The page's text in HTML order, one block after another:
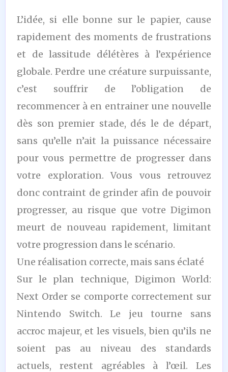
L’idée, si elle bonne sur le papier, cause
rapidement des moments de frustrations
et de lassitude délétères à l’expérience
globale. Perdre une créature surpuissante,
c’est souffrir de l’obligation de
recommencer à en entrainer une nouvelle
dès son premier stade, dés le de départ,
sans qu’elle n’ait la puissance nécessaire
pour vous permettre de progresser dans
votre exploration. Vous vous retrouvez
donc contraint de grinder afin de pouvoir
progresser, au risque que votre Digimon
meurt de nouveau rapidement, limitant
votre progression dans le scénario.
Une réalisation correcte, mais sans éclaté
Sur le plan technique, Digimon World:
Next Order se comporte correctement sur
Nintendo Switch. Le jeu tourne sans
accroc majeur, et les visuels, bien qu’ils ne
soient pas au niveau des standards
actuels, restent agréables à l’œil. Les